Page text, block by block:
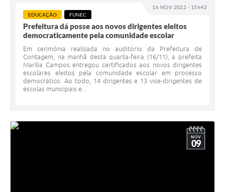
16 NOV 2022 - 15h42
EDUCAÇÃO FUNEC
Prefeitura dá posse aos novos dirigentes eleitos
democraticamente pela comunidade escolar
Em cerimônia realizada no auditório da Prefeitura de
Contagem, na manhã desta quarta-feira (16/11), a prefeita
Marília Campos entregou certificados aos novos dirigentes
escolares eleitos pela comunidade escolar em processo
democrático. Ao todo, 14 dirigentes e 13 vice-dirigentes de
escolas municipais e...
NOV
09